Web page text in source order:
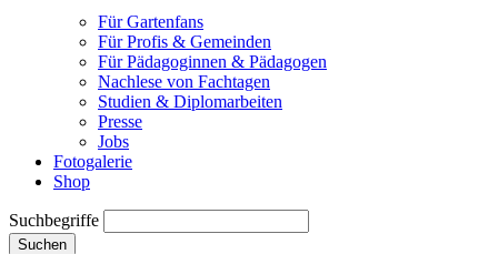
Für Gartenfans
Für Profis & Gemeinden
Für Pädagoginnen & Pädagogen
Nachlese von Fachtagen
Studien & Diplomarbeiten
Presse
Jobs
Fotogalerie
Shop
Suchbegriffe
Suchen